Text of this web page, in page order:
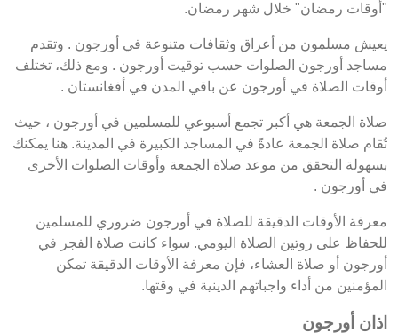
"أوقات رمضان" خلال شهر رمضان.
يعيش مسلمون من أعراق وثقافات متنوعة في أورجون . وتقدم
مساجد أورجون الصلوات حسب توقيت أورجون . ومع ذلك، تختلف
أوقات الصلاة في أورجون عن باقي المدن في أفغانستان .
صلاة الجمعة هي أكبر تجمع أسبوعي للمسلمين في أورجون ، حيث
تُقام صلاة الجمعة عادةً في المساجد الكبيرة في المدينة. هنا يمكنك
بسهولة التحقق من موعد صلاة الجمعة وأوقات الصلوات الأخرى
في أورجون .
معرفة الأوقات الدقيقة للصلاة في أورجون ضروري للمسلمين
للحفاظ على روتين الصلاة اليومي. سواء كانت صلاة الفجر في
أورجون أو صلاة العشاء، فإن معرفة الأوقات الدقيقة تمكن
المؤمنين من أداء واجباتهم الدينية في وقتها.
اذان أورجون